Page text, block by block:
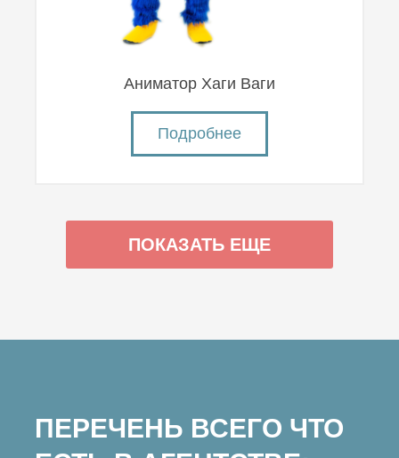
Аниматор Хаги Ваги
Подробнее
ПОКАЗАТЬ ЕЩЕ
ПЕРЕЧЕНЬ ВСЕГО ЧТО